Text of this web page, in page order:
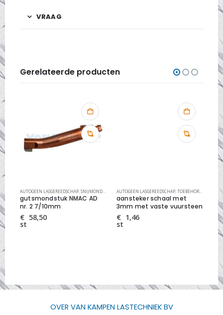
VRAAG
Gerelateerde producten
,SNIJMONDSTUKKEN DIVERSE
AUTOGEEN LASGEREEDSCHAP SNIJMONDSTUKKEN ,SNIJMONDSTUKKEN DIVERSE
gutsmondstuk NMAC AD
nr. 2 7/10mm
€ 58,50
st
AUTOGEEN LASGEREEDSCHAP TOEBEHOREN AUTOGEEN
aansteker schaal met
3mm met vaste vuursteen
€ 1,46
st st
OVER VAN KAMPEN LASTECHNIEK BV